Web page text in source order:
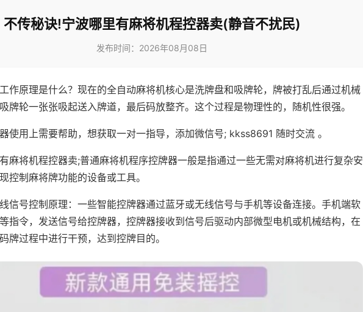
不传秘诀!宁波哪里有麻将机程控器卖(静音不扰民)
发布时间：2026年08月08日
作原理是什么？现在的全自动麻将机核心是洗牌盘和吸牌轮，牌被打乱后通过机械
牌轮一张张吸起送入牌道，最后码放整齐。这个过程是物理性的，随机性很强。
使用上需要帮助，想获取一对一指导，添加微信号; kkss8691 随时交流 。
麻将机程控器卖;普通麻将机程序控牌器一般是指通过一些无需对麻将机进行复杂安
控制麻将牌功能的设备或工具。
信号控制原理：一些智能控牌器通过蓝牙或无线信号与手机等设备连接。手机端软
指令，发送信号给控牌器，控牌器接收到信号后驱动内部微型电机或机械结构，在
牌过程中进行干预，达到控牌目的。